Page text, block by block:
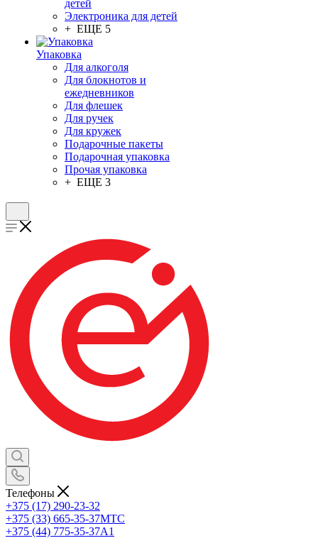
детей
Электроника для детей
+ ЕЩЕ 5
Упаковка
Для алкоголя
Для блокнотов и
ежедневников
Для флешек
Для ручек
Для кружек
Подарочные пакеты
Подарочная упаковка
Прочая упаковка
+ ЕЩЕ 3
Телефоны
+375 (17) 290-23-32
+375 (33) 665-35-37МТС
+375 (44) 775-35-37А1